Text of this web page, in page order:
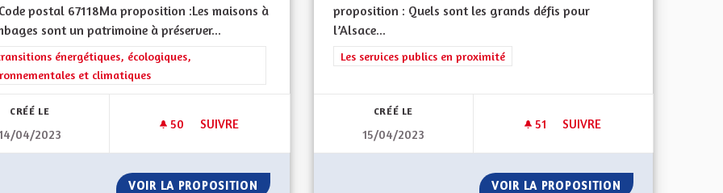
postal 67118Ma proposition :Les maisons à
sont un patrimoine à préserver...
les résultats de la catégorie : Les transitions énergétiques, écologiques, environnementales et climatiques
énergétiques, écologiques,
et climatiques
CRÉÉ LE
04/2023
50 50 ABONNÉS
SUIVRE
AMÉLIORER LES PERFORMANCES ÉNERGÉTIQUES DES MAISONS À COLOMBAGES
VOIR LA PROPOSITION AMÉLIORER LES PERFORMANCES ÉNERGÉTIQUES DES MAISONS À COLOMBAGES
proposition : Quels sont les grands défis pour
l’Alsace...
Filtrer les résultats de la catégorie : Les services publics en proximité
Les services publics en proximité
CRÉÉ LE
15/04/2023
51 51 ABONNÉS
SUIVRE
VOIR LA PROPOSITION DÉVELOPPER